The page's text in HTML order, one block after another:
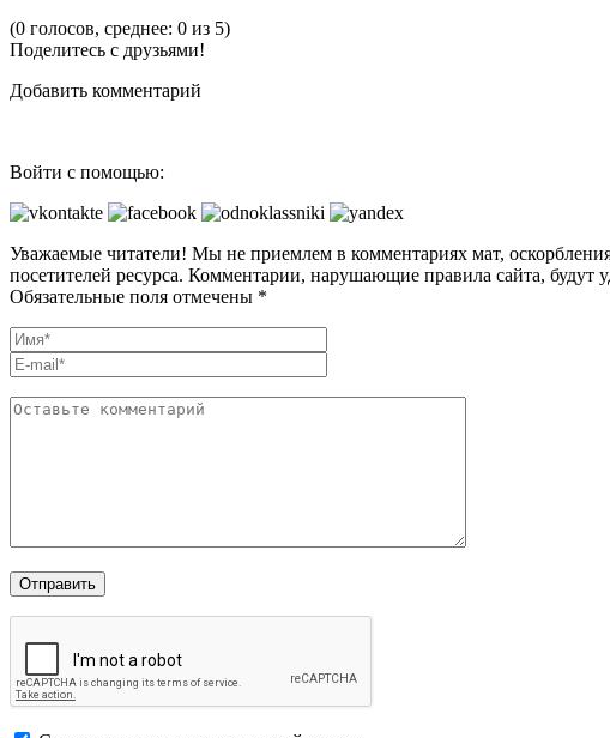
(0 голосов, среднее: 0 из 5)
Поделитесь с друзьями!
Добавить комментарий
Войти с помощью:
Уважаемые читатели! Мы не приемлем в комментариях мат,
посетителей ресурса. Комментарии, нарушающие правила сайта, будут
Обязательные поля отмечены *